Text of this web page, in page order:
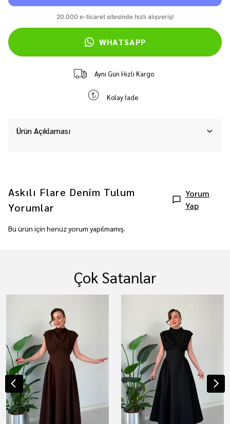
WHATSAPP
Aynı Gün Hızlı Kargo
Kolay İade
Ürün Açıklaması
Askılı Flare Denim Tulum
Yorumlar
Yorum
Yap
Bu ürün için henüz yorum yapılmamış.
Çok Satanlar